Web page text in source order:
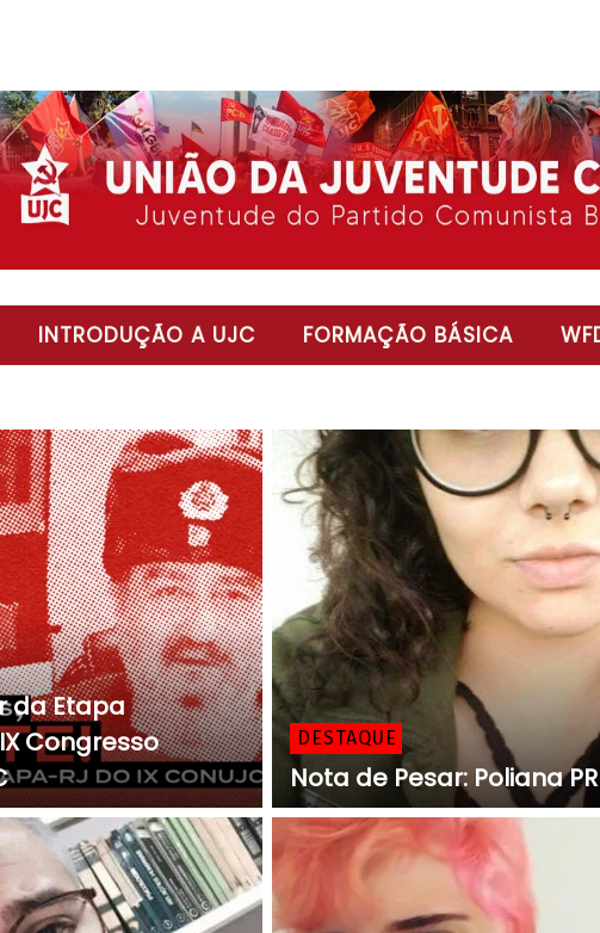
INTRODUÇÃO A UJC FORMAÇÃO BÁSICA
da Etapa
Congresso
DESTAQUE
Nota de Pesar: Poliana